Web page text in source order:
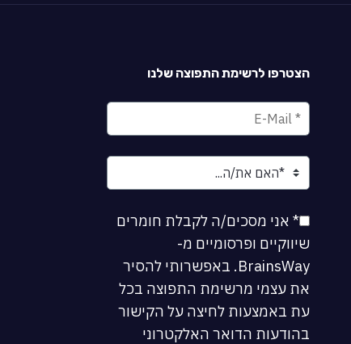
הצטרפו לרשימת התפוצה שלנו
* אני מסכים/ה לקבלת חומרים
שיווקיים ופרסומיים מ-
BrainsWay. באפשרותי להסיר
את עצמי מרשימת התפוצה בכל
עת באמצעות לחיצה על הקישור
בהודעות הדואר האלקטרוני